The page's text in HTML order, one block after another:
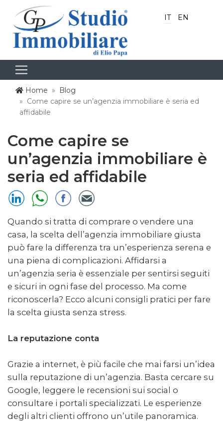
IT EN
Home
Blog
Come capire se un’agenzia immobiliare è seria ed
affidabile
Come capire se
un’agenzia immobiliare è
seria ed affidabile
Quando si tratta di comprare o vendere una
casa, la scelta dell’agenzia immobiliare giusta
può fare la differenza tra un’esperienza serena e
una piena di complicazioni. Affidarsi a
un’agenzia seria è essenziale per sentirsi seguiti
e sicuri in ogni fase del processo. Ma come
riconoscerla? Ecco alcuni consigli pratici per fare
la scelta giusta senza stress.
La reputazione conta
Grazie a internet, è più facile che mai farsi un’idea
sulla reputazione di un’agenzia. Basta cercare su
Google, leggere le recensioni sui social o
consultare i portali specializzati. Le esperienze
degli altri clienti offrono un’utile panoramica.